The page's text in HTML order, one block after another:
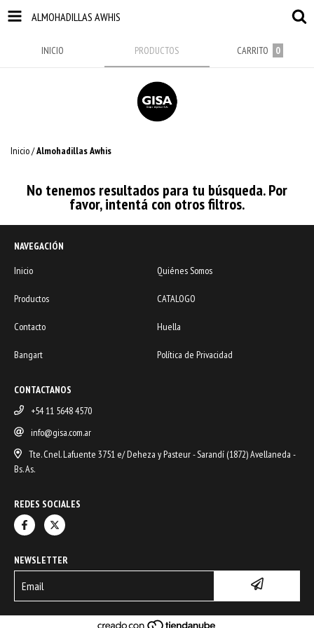
ALMOHADILLAS AWHIS
INICIO PRODUCTOS CARRITO 0
Inicio/Almohadillas Awhis
No tenemos resultados para tu búsqueda. Por
favor, intentá con otros filtros.
NAVEGACIÓN
Inicio
Quiénes Somos
Productos CATALOGO
Contacto Huella
Bangart Política de Privacidad
CONTACTANOS
+54 11 5648 4570
info@gisa.com.ar
Tte. Cnel. Lafuente 3751 e/ Deheza y Pasteur - Sarandí (1872) Avellaneda -
Bs. As.
REDES SOCIALES
NEWSLETTER